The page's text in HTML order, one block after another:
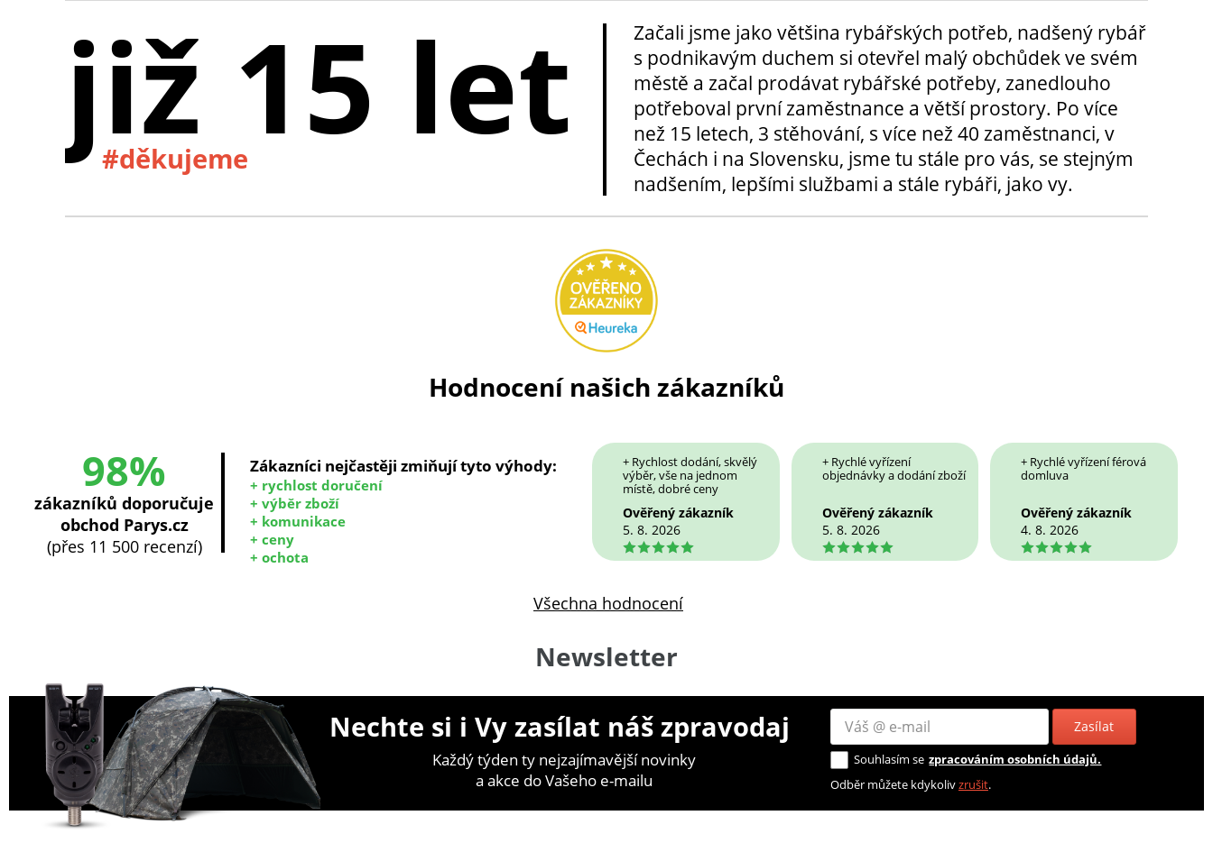
již 15 let
#děkujeme
Začali jsme jako většina rybářských potřeb, nadšený rybář
s podnikavým duchem si otevřel malý obchůdek ve svém
městě a začal prodávat rybářské potřeby, zanedlouho
potřeboval první zaměstnance a větší prostory. Po více
než 15 letech, 3 stěhování, s více než 40 zaměstnanci, v
Čechách i na Slovensku, jsme tu stále pro vás, se stejným
nadšením, lepšími službami a stále rybáři, jako vy.
Hodnocení našich zákazníků
98%
zákazníků doporučuje
obchod Parys.cz
(přes 11 500 recenzí)
Zákazníci nejčastěji zmiňují tyto výhody:
+ rychlost doručení
+ výběr zboží
+ komunikace
+ ceny
+ ochota
+ Rychlost dodání, skvělý
výběr, vše na jednom
místě, dobré ceny
Ověřený zákazník
5. 8. 2026
5
+ Rychlé vyřízení
objednávky a dodání zboží
Ověřený zákazník
5. 8. 2026
5
+ Rychlé vyřízení férová
domluva
Ověřený zákazník
4. 8. 2026
5
Všechna hodnocení
Newsletter
Nechte si i Vy zasílat náš zpravodaj Zasílat
Každý týden ty nejzajímavější novinky
a akce do Vašeho e-mailu
Souhlasím se zpracováním osobních údajů.
Odběr můžete kdykolivzrušit.